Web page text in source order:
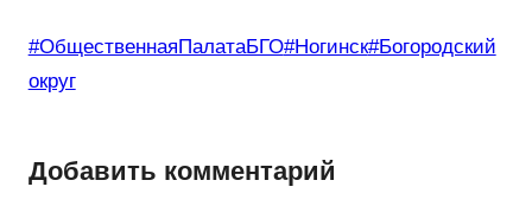
#ОбщественнаяПалатаБГО#Ногинск#Богородский
округ
Добавить комментарий